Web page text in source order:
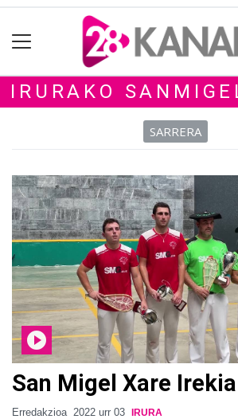
IRURAKO
SARRERA
San Migel Xare
Erredakzioa 2022 urr 03 IRURA